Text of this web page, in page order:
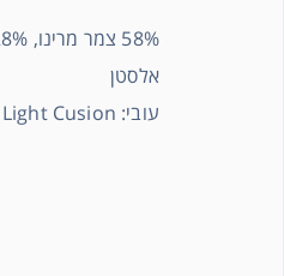
אלסטן
עובי: Light Cusion